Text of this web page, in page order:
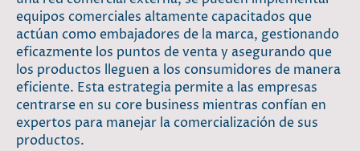
equipos comerciales altamente capacitados que
actúan como embajadores de la marca, gestionando
eficazmente los puntos de venta y asegurando que
los productos lleguen a los consumidores de manera
eficiente. Esta estrategia permite a las empresas
centrarse en su core business mientras confían en
expertos para manejar la comercialización de sus
productos.